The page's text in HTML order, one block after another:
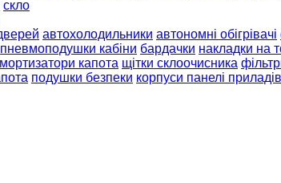
скло
автохолодильники автономні обігрівачі
пневмоподушки кабіни бардачки накладки на
капота щітки склоочисника
подушки безпеки корпуси панелі приладів